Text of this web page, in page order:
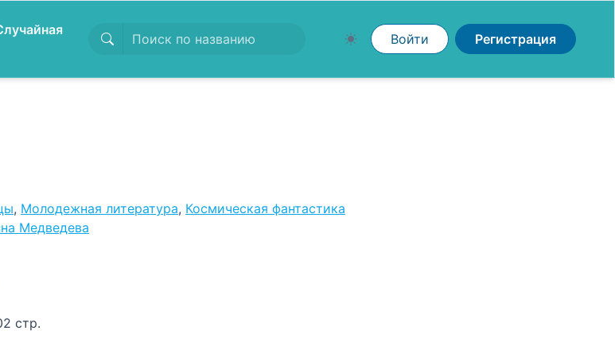
Войти Регистрация
, Молодежная литература, Космическая фантастика
Медведева
стр.